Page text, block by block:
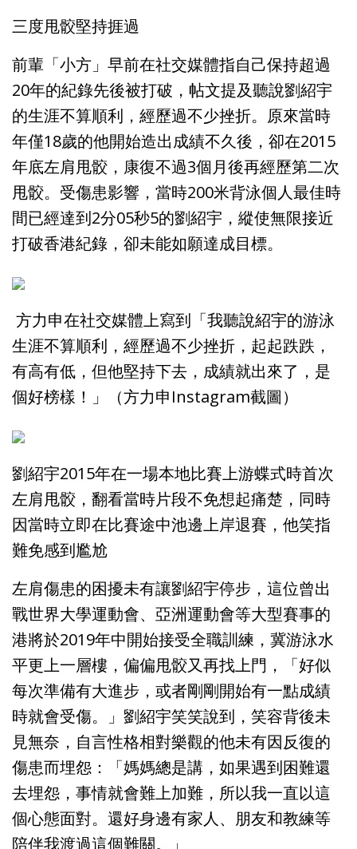
三度甩骹堅持捱過
前輩「小方」早前在社交媒體指自己保持超過
20年的紀錄先後被打破，帖文提及聽說劉紹宇
的生涯不算順利，經歷過不少挫折。原來當時
年僅18歲的他開始造出成績不久後，卻在2015
年底左肩甩骹，康復不過3個月後再經歷第二次
甩骹。受傷患影響，當時200米背泳個人最佳時
間已經達到2分05秒5的劉紹宇，縱使無限接近
打破香港紀錄，卻未能如願達成目標。
方力申在社交媒體上寫到「我聽說紹宇的游泳
生涯不算順利，經歷過不少挫折，起起跌跌，
有高有低，但他堅持下去，成績就出來了，是
個好榜樣！」（方力申Instagram截圖）
劉紹宇2015年在一場本地比賽上游蝶式時首次
左肩甩骹，翻看當時片段不免想起痛楚，同時
因當時立即在比賽途中池邊上岸退賽，他笑指
難免感到尷尬
左肩傷患的困擾未有讓劉紹宇停步，這位曾出
戰世界大學運動會、亞洲運動會等大型賽事的
港將於2019年中開始接受全職訓練，冀游泳水
平更上一層樓，偏偏甩骹又再找上門，「好似
每次準備有大進步，或者剛剛開始有一點成績
時就會受傷。」劉紹宇笑笑說到，笑容背後未
見無奈，自言性格相對樂觀的他未有因反復的
傷患而埋怨：「媽媽總是講，如果遇到困難還
去埋怨，事情就會難上加難，所以我一直以這
個心態面對。還好身邊有家人、朋友和教練等
陪伴我渡過這個難關。」